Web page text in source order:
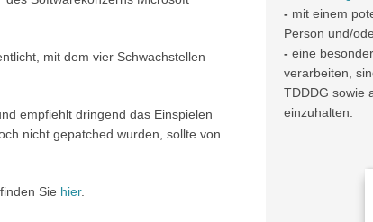
mit dem vier Schwachstellen
empfiehlt dringend das Einspielen
nicht gepatched wurden, sollte von
Sie hier.
- mit einem
Person und/
- eine
verarbeiten,
TDDDG sowie
einzuhalten.